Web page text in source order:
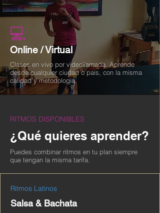
💻
Online / Virtual
Clases en vivo por videollamada. Aprende
desde cualquier ciudad o país, con la misma
calidad y metodología.
RITMOS DISPONIBLES
¿Qué quieres aprender?
Puedes combinar ritmos en tu plan siempre
que tengan la misma tarifa.
Ritmos Latinos
Salsa & Bachata